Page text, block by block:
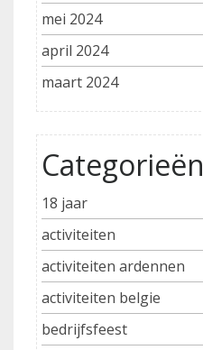
mei 2024
april 2024
maart 2024
Categorieën
18 jaar
activiteiten
activiteiten ardennen
activiteiten belgie
bedrijfsfeest